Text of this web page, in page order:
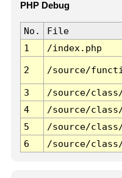
PHP Debug
No. File
1
/index.php
2 /source/
3 /source/
4
/source/
5
/source/
6
/source/